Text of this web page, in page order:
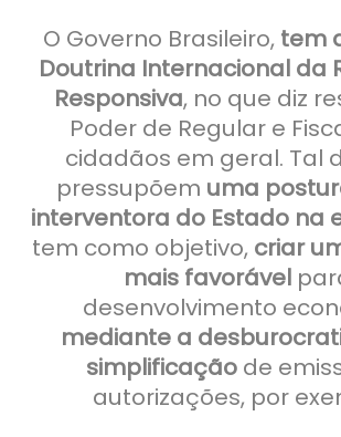
O Governo Brasileiro, tem
Doutrina Internacional da
Responsiva, no que diz
Poder de Regular e
cidadãos em geral. Tal
pressupõem uma
interventora do Estado na
tem como objetivo, criar
mais favorável
desenvolvimento
mediante a
simplificaçãode
autorizações, por